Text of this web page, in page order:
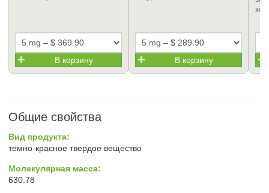
В корзину В корзину
Общие свойства
Вид продукта:
темно-красное твердое вещество
Молекулярная масса:
630.78